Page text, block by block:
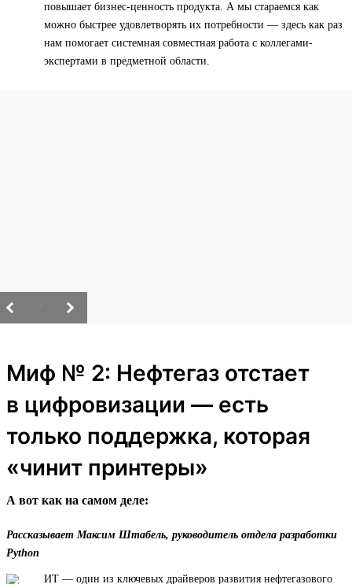
повышает бизнес-ценность продукта. А мы стараемся как
можно быстрее удовлетворять их потребности — здесь как раз
нам помогает системная совместная работа с коллегами-
экспертами в предметной области.
Миф № 2: Нефтегаз отстает
в цифровизации — есть
только поддержка, которая
«чинит принтеры»
А вот как на самом деле:
Рассказывает Максим Штабель, руководитель отдела разработки
Python
ИТ — один из ключевых драйверов развития нефтегазового